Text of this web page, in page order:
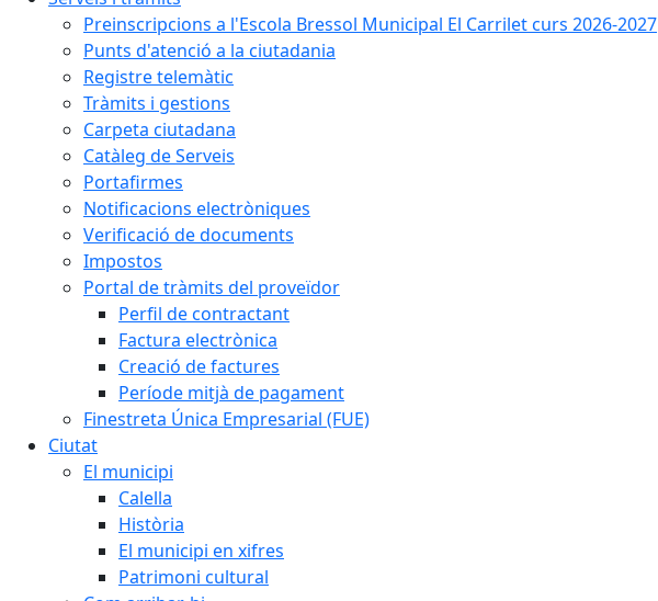
Preinscripcions a l'Escola Bressol Municipal El Carrilet curs 2026-2027
Punts d'atenció a la ciutadania
Registre telemàtic
Tràmits i gestions
Carpeta ciutadana
Catàleg de Serveis
Portafirmes
Notificacions electròniques
Verificació de documents
Impostos
Portal de tràmits del proveïdor
Perfil de contractant
Factura electrònica
Creació de factures
Període mitjà de pagament
Finestreta Única Empresarial (FUE)
Ciutat
El municipi
Calella
Història
El municipi en xifres
Patrimoni cultural